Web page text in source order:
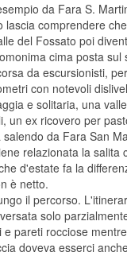
da Fara S.
lascia comprendere
del Fossato poi
cima posta
da escursionisti,
con notevoli
e solitaria, una
un ex ricovero per
da Fara San
relazionata la
d'estate fa la
è netto.
il percorso.
solo
pareti rocciose
doveva esserci